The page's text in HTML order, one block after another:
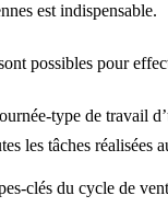
est indispensable.
possibles pour
type de travail
les tâches réalisées
clés du cycle de